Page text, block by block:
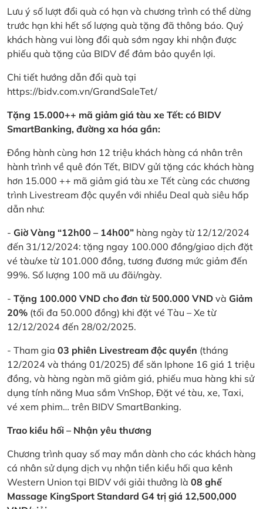
Lưu ý số lượt đổi quà có hạn và chương trình có thể dừng
trước hạn khi hết số lượng quà tặng đã thông báo. Quý
khách hàng vui lòng đổi quà sớm ngay khi nhận được
phiếu quà tặng của BIDV để đảm bảo quyền lợi.
Chi tiết hướng dẫn đổi quà tại
https://bidv.com.vn/GrandSaleTet/
Tặng 15.000++ mã giảm giá tàu xe Tết: có BIDV
SmartBanking, đường xa hóa gần:
Đồng hành cùng hơn 12 triệu khách hàng cá nhân trên
hành trình về quê đón Tết, BIDV gửi tặng các khách hàng
hơn 15.000 ++ mã giảm giá tàu xe Tết cùng các chương
trình Livestream độc quyền với nhiều Deal quà siêu hấp
dẫn như:
- Giờ Vàng “12h00 – 14h00” hàng ngày từ 12/12/2024
đến 31/12/2024: tặng ngay 100.000 đồng/giao dịch đặt
vé tàu/xe từ 101.000 đồng, tương đương mức giảm đến
99%. Số lượng 100 mã ưu đãi/ngày.
- Tặng 100.000 VND cho đơn từ 500.000 VND và Giảm
20% (tối đa 50.000 đồng) khi đặt vé Tàu – Xe từ
12/12/2024 đến 28/02/2025.
- Tham gia 03 phiên Livestream độc quyền (tháng
12/2024 và tháng 01/2025) để săn Iphone 16 giá 1 triệu
đồng, và hàng ngàn mã giảm giá, phiếu mua hàng khi sử
dụng tính năng Mua sắm VnShop, Đặt vé tàu, xe, Taxi,
vé xem phim… trên BIDV SmartBanking.
Trao kiều hối – Nhận yêu thương
Chương trình quay số may mắn dành cho các khách hàng
cá nhân sử dụng dịch vụ nhận tiền kiều hối qua kênh
Western Union tại BIDV với giải thưởng là 08 ghế
Massage KingSport Standard G4 trị giá 12,500,000